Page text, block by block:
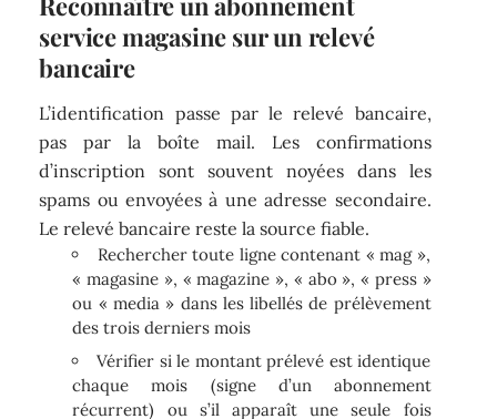
service magasine sur un relevé
bancaire
L’identification passe par le relevé bancaire,
pas par la boîte mail. Les confirmations
d’inscription sont souvent noyées dans les
spams ou envoyées à une adresse secondaire.
Le relevé bancaire reste la source fiable.
Rechercher toute ligne contenant « mag »,
« magasine », « magazine », « abo », « press »
ou « media » dans les libellés de prélèvement
des trois derniers mois
Vérifier si le montant prélevé est identique
chaque mois (signe d’un abonnement
récurrent) ou s’il apparaît une seule fois